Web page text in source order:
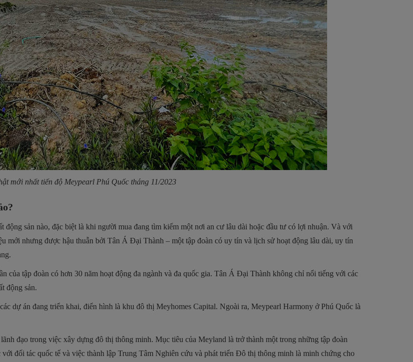
mới nhất tiến độ Meypearl Phú Quốc tháng 11/2023
sản nào, đặc biệt là khi người mua đang tìm kiếm một nơi an cư lâu dài hoặc đầu tư có lợi nhuận. Và với
mới nhưng được hậu thuẫn bởi Tân Á Đại Thành – một tập đoàn có uy tín và lịch sử hoạt động lâu dài, uy tín
của tập đoàn có hơn 30 năm hoạt động đa ngành và đa quốc gia. Tân Á Đại Thành không chỉ nổi tiếng với các
động sản.
dự án đang triển khai, điển hình là khu đô thị Meyhomes Capital. Ngoài ra, Meypearl Harmony ở Phú Quốc là
đạo trong việc xây dựng đô thị thông minh. Mục tiêu của Meyland là trở thành một trong những tập đoàn
đối tác quốc tế và việc thành lập Trung Tâm Nghiên cứu và phát triển Đô thị thông minh là minh chứng cho